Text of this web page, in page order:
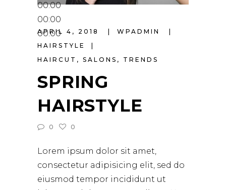
00:00
00:00
00:00
APRIL 4, 2018
WPADMIN
HAIRSTYLE
HAIRCUT , SALONS , TRENDS
SPRING
HAIRSTYLE
0 0
Lorem ipsum dolor sit amet,
consectetur adipisicing elit, sed do
eiusmod tempor incididunt ut